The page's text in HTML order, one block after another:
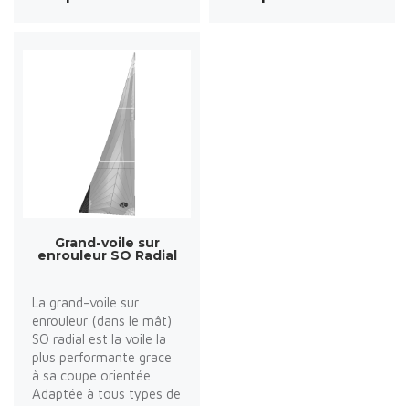
Grand-voile sur
enrouleur SO Radial
La grand-voile sur
enrouleur (dans le mât)
SO radial est la voile la
plus performante grace
à sa coupe orientée.
Adaptée à tous types de